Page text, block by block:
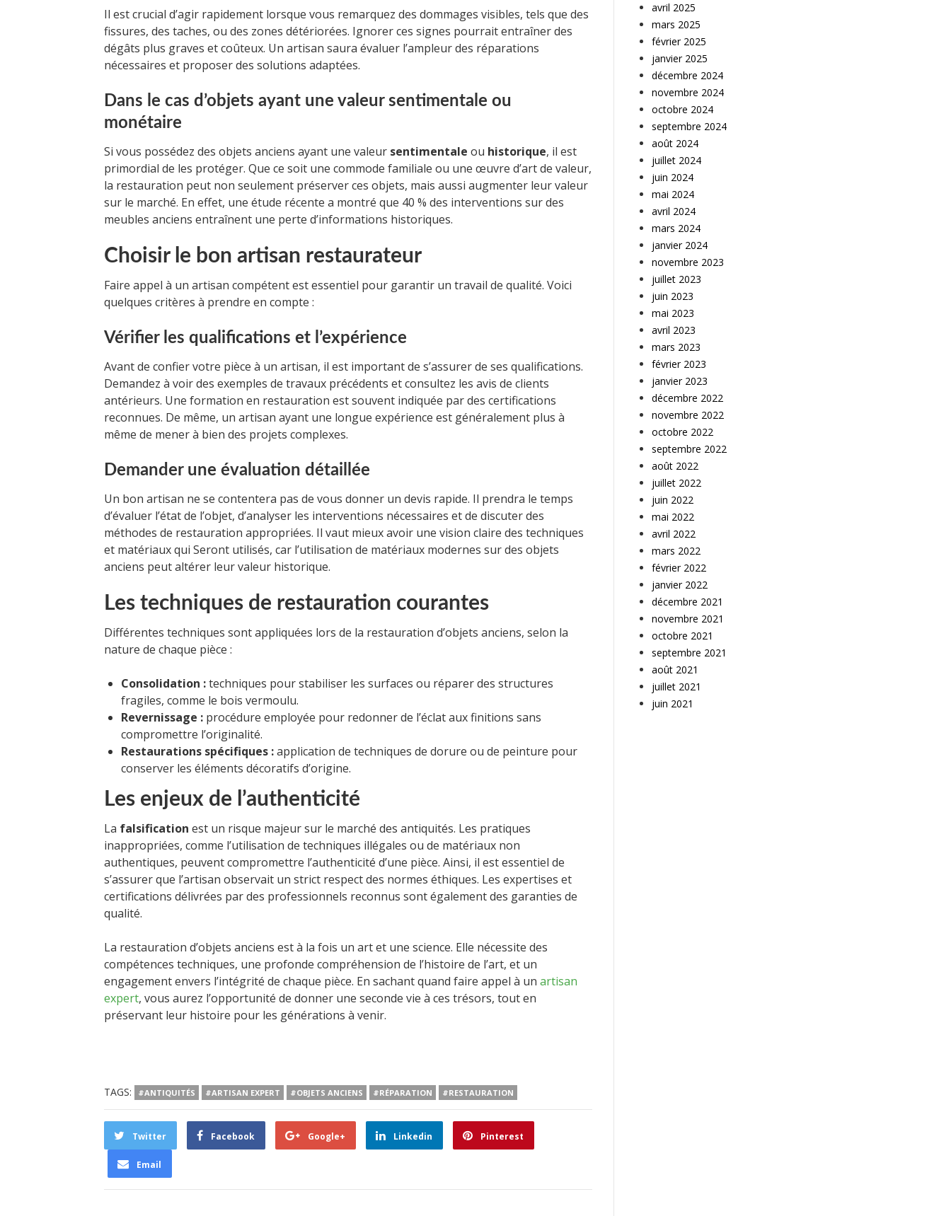
Il est crucial d’agir rapidement lorsque vous remarquez des dommages visibles, tels que des
fissures, des taches, ou des zones détériorées. Ignorer ces signes pourrait entraîner des
dégâts plus graves et coûteux. Un artisan saura évaluer l’ampleur des réparations
nécessaires et proposer des solutions adaptées.
Dans le cas d’objets ayant une valeur sentimentale ou
monétaire
Si vous possédez des objets anciens ayant une valeur sentimentale ou historique, il est
primordial de les protéger. Que ce soit une commode familiale ou une œuvre d’art de valeur,
la restauration peut non seulement préserver ces objets, mais aussi augmenter leur valeur
sur le marché. En effet, une étude récente a montré que 40 % des interventions sur des
meubles anciens entraînent une perte d’informations historiques.
Choisir le bon artisan restaurateur
Faire appel à un artisan compétent est essentiel pour garantir un travail de qualité. Voici
quelques critères à prendre en compte :
Vérifier les qualifications et l’expérience
Avant de confier votre pièce à un artisan, il est important de s’assurer de ses qualifications.
Demandez à voir des exemples de travaux précédents et consultez les avis de clients
antérieurs. Une formation en restauration est souvent indiquée par des certifications
reconnues. De même, un artisan ayant une longue expérience est généralement plus à
même de mener à bien des projets complexes.
Demander une évaluation détaillée
Un bon artisan ne se contentera pas de vous donner un devis rapide. Il prendra le temps
d’évaluer l’état de l’objet, d’analyser les interventions nécessaires et de discuter des
méthodes de restauration appropriées. Il vaut mieux avoir une vision claire des techniques
et matériaux qui Seront utilisés, car l’utilisation de matériaux modernes sur des objets
anciens peut altérer leur valeur historique.
Les techniques de restauration courantes
Différentes techniques sont appliquées lors de la restauration d’objets anciens, selon la
nature de chaque pièce :
Consolidation :techniques pour stabiliser les surfaces ou réparer des structures
fragiles, comme le bois vermoulu.
Revernissage : procédure employée pour redonner de l’éclat aux finitions sans
compromettre l’originalité.
Restaurations spécifiques :application de techniques de dorure ou de peinture pour
conserver les éléments décoratifs d’origine.
Les enjeux de l’authenticité
La falsification est un risque majeur sur le marché des antiquités. Les pratiques
inappropriées, comme l’utilisation de techniques illégales ou de matériaux non
authentiques, peuvent compromettre l’authenticité d’une pièce. Ainsi, il est essentiel de
s’assurer que l’artisan observait un strict respect des normes éthiques. Les expertises et
certifications délivrées par des professionnels reconnus sont également des garanties de
qualité.
La restauration d’objets anciens est à la fois un art et une science. Elle nécessite des
compétences techniques, une profonde compréhension de l’histoire de l’art, et un
engagement envers l’intégrité de chaque pièce. En sachant quand faire appel à un artisan
expert, vous aurez l’opportunité de donner une seconde vie à ces trésors, tout en
préservant leur histoire pour les générations à venir.
TAGS: #ANTIQUITÉS #ARTISAN EXPERT #OBJETS ANCIENS #RÉPARATION #RESTAURATION
Twitter Facebook Google+ Linkedin Pinterest
Email
avril 2025
mars 2025
février 2025
janvier 2025
décembre 2024
novembre 2024
octobre 2024
septembre 2024
août 2024
juillet 2024
juin 2024
mai 2024
avril 2024
mars 2024
janvier 2024
novembre 2023
juillet 2023
juin 2023
mai 2023
avril 2023
mars 2023
février 2023
janvier 2023
décembre 2022
novembre 2022
octobre 2022
septembre 2022
août 2022
juillet 2022
juin 2022
mai 2022
avril 2022
mars 2022
février 2022
janvier 2022
décembre 2021
novembre 2021
octobre 2021
septembre 2021
août 2021
juillet 2021
juin 2021